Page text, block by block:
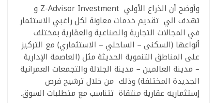
وأوضح أن الذراع الأولي Z-Advisor Investment و
تهدف الي تقديم خدمات معاونة لكل راغبي الاستثمار
في المجالات التجارية والصناعية والعقارية بمختلف
أنواعها (السكنى – الساحلي – الاستثماري) مع التركيز
على المناطق التنموية الحديثة مثل (العاصمة الإدارية
– مدينة العالمين – مدينة الجلالة والتجمعات العمرانية
الجديدة المختلفة) وذلك من خلال ترشيح فرص
إستثماريه عقارية منتقاة تتناسب مع متطلبات السوق.